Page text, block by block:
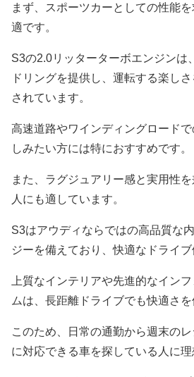
まず、スポーツカーとしての性能
適です。
S3の2.0リッターターボエンジンは
ドリングを提供し、運転する楽し
されています。
高速道路やワインディングロード
しみたい方には特におすすめです。
また、ラグジュアリー感と実用性
人にも適しています。
S3はアウディならではの高品質な
ジーを備えており、快適なドライブ
上質なインテリアや先進的なイン
ムは、長距離ドライブでも快適さを
このため、日常の通勤から週末の
に対応できる車を探している人に理